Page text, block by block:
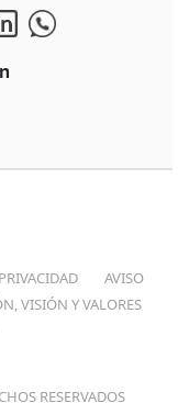
AVISO
VISIÓN Y VALORES
RESERVADOS